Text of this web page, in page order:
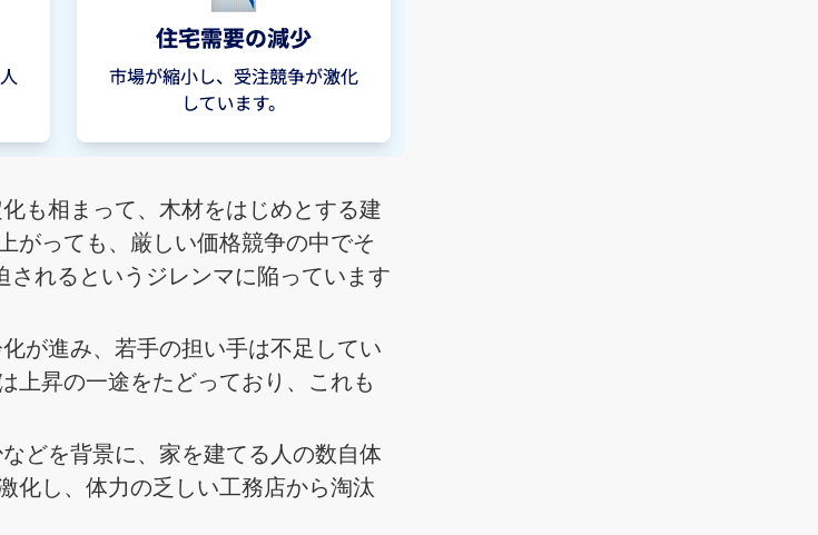
も相まって、木材をはじめとする建
がっても、厳しい価格競争の中でそ
れるというジレンマに陥っています
が進み、若手の担い手は不足してい
上昇の一途をたどっており、これも
どを背景に、家を建てる人の数自体
化し、体力の乏しい工務店から淘汰